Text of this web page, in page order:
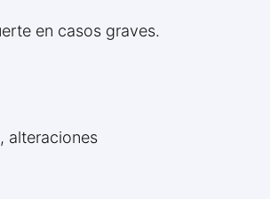
en casos graves.
alteraciones